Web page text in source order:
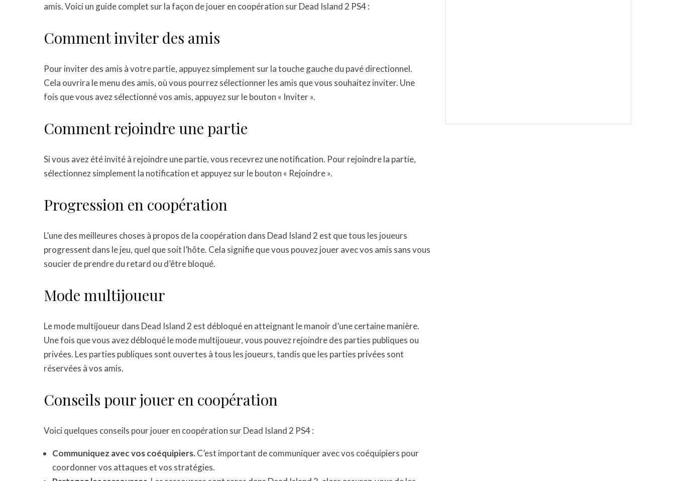
amis. Voici un guide complet sur la façon de jouer en coopération sur Dead Island 2 PS4 :
Comment inviter des amis
Pour inviter des amis à votre partie, appuyez simplement sur la touche gauche du pavé directionnel.
Cela ouvrira le menu des amis, où vous pourrez sélectionner les amis que vous souhaitez inviter. Une
fois que vous avez sélectionné vos amis, appuyez sur le bouton « Inviter ».
Comment rejoindre une partie
Si vous avez été invité à rejoindre une partie, vous recevrez une notification. Pour rejoindre la partie,
sélectionnez simplement la notification et appuyez sur le bouton « Rejoindre ».
Progression en coopération
L’une des meilleures choses à propos de la coopération dans Dead Island 2 est que tous les joueurs
progressent dans le jeu, quel que soit l’hôte. Cela signifie que vous pouvez jouer avec vos amis sans vous
soucier de prendre du retard ou d’être bloqué.
Mode multijoueur
Le mode multijoueur dans Dead Island 2 est débloqué en atteignant le manoir d’une certaine manière.
Une fois que vous avez débloqué le mode multijoueur, vous pouvez rejoindre des parties publiques ou
privées. Les parties publiques sont ouvertes à tous les joueurs, tandis que les parties privées sont
réservées à vos amis.
Conseils pour jouer en coopération
Voici quelques conseils pour jouer en coopération sur Dead Island 2 PS4 :
Communiquez avec vos coéquipiers.C’est important de communiquer avec vos coéquipiers pour
coordonner vos attaques et vos stratégies.